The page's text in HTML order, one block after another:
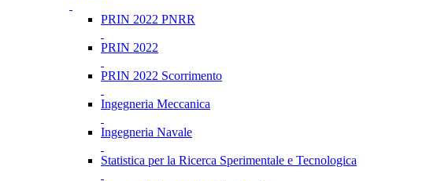
PRIN 2022 PNRR
PRIN 2022
PRIN 2022 Scorrimento
Ingegneria Meccanica
Ingegneria Navale
Statistica per la Ricerca Sperimentale e Tecnologica